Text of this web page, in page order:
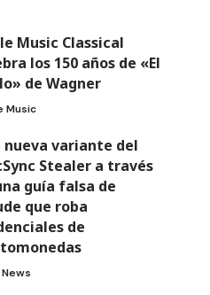
Music Classical
los 150 años de «El
de Wagner
Music
nueva variante del
Stealer a través
guía falsa de
que roba
de
News